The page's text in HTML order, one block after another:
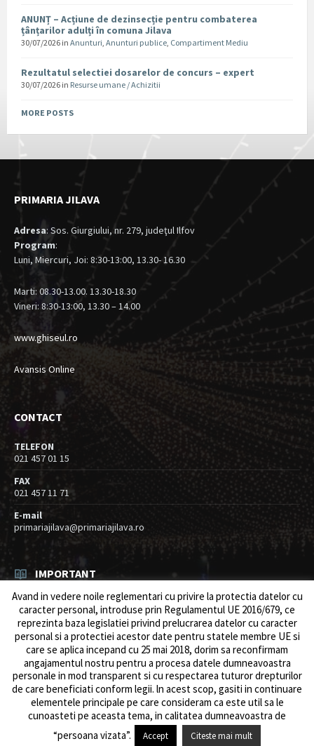
ANUNȚ – Acțiune de dezinsecție pentru combaterea
țânțarilor adulți în comuna Jilava
30/07/2026 in Anunturi, Anunturi publice, Compartiment Mediu
Rezultatul selectiei dosarelor de concurs – expert
30/07/2026 in Resurse umane / Achizitii
MORE POSTS
PRIMARIA JILAVA
Adresa: Sos. Giurgiului, nr. 279, judeţul Ilfov
Program:
Luni, Miercuri, Joi: 8:30-13:00, 13.30- 16.30
Marti: 08.30-13.00. 13.30-18.30
Vineri: 8:30-13:00, 13.30 – 14.00
www.ghiseul.ro
Avansis Online
CONTACT
TELEFON
021 457 01 15
FAX
021 457 11 71
E-mail
primariajilava@primariajilava.ro
IMPORTANT
Rezultat concurs expert – proba scrisa
06/08/2026 inResurse umane / Achizitii
Anunt concurs
05/08/2026 Resurse umane / Achizitii
© 2026 Primăria Comunei Jilava. Dev byows.ro
Avand in vedere noile reglementari cu privire la protectia datelor cu
caracter personal, introduse prin Regulamentul UE 2016/679, ce
reprezinta baza legislatiei privind prelucrarea datelor cu caracter
personal si a protectiei acestor date pentru statele membre UE si
care se aplica incepand cu 25 mai 2018, dorim sa reconfirmam
angajamentul nostru pentru a procesa datele dumneavoastra
personale in mod transparent si cu respectarea tuturor drepturilor
de care beneficiati conform legii. ln acest scop, gasiti in continuare
elementele principale pe care consideram ca este util sa le
cunoasteti pe aceasta tema, in calitatea dumneavoastra de
“persoana vizata”.
Accept Citeste mai mult